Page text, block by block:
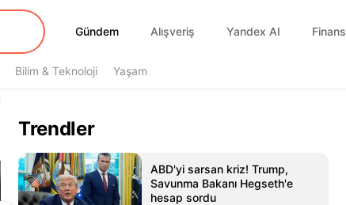
Gündem
Gündem Alışveriş Yandex AI Finans
Bilim & Teknoloji Yaşam
Trendler
ABD'yi sarsan kriz! Trump,
Savunma Bakanı Hegseth'e
hesap sordu